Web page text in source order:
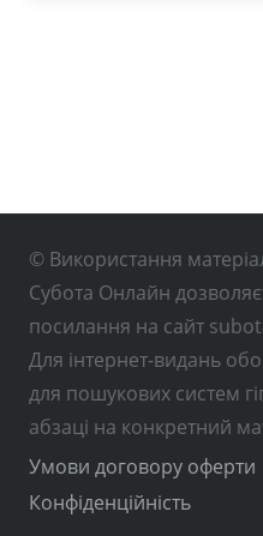
© Використання
Субота Онлайн
посилання на сайт
Для інтернет-видань
для пошукових систем
абзаці на конкретний
Умови договору оферти
Конфіденційність